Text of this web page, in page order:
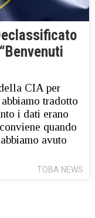
CIA per
tradotto
i dati erano
quando
avuto
TOBA NEWS